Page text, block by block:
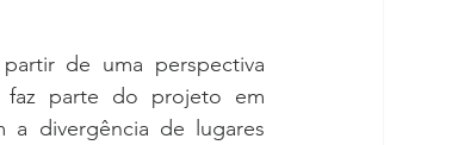
de uma perspectiva
faz parte do projeto em
a divergência de lugares